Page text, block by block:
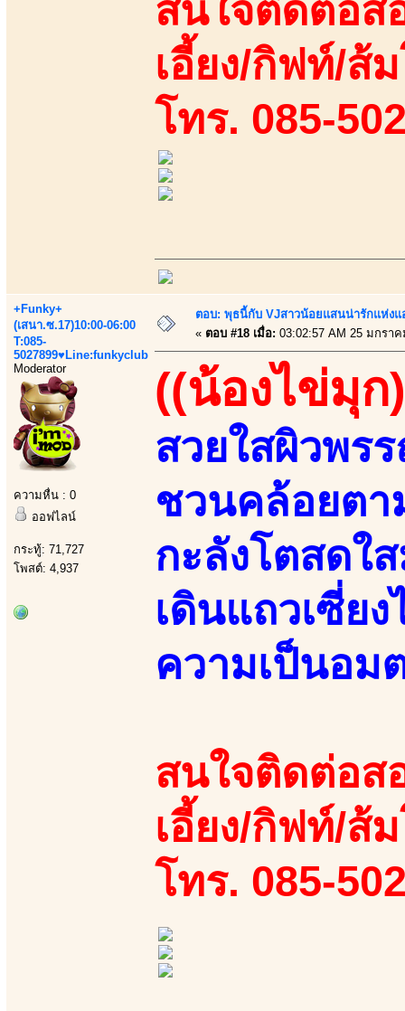
สนใจติดต่อส
เอี้ยง/กิฟท์/ส้
โทร. 085-
+Funky+
(เสนา.ซ.17)10:00-06:00
T:085-
5027899♥Line:funkyclub
Moderator
ความหื่น : 0
ออฟไลน์
กระทู้: 71,727
โพสต์: 4,937
ตอบ: พุธนี้กับ VJสาวน้อยแสนน่ารักแห่งแ
« ตอบ #18 เมื่อ: 03:02:57 AM 25 มกรา
((น้องไข่มุก
สวยใสผิวพร
ชวนคล้อยตา
กะลังโตสดใ
เดินแถวเซี่ย
ความเป็นอม
สนใจติดต่อส
เอี้ยง/กิฟท์/ส้
โทร. 085-